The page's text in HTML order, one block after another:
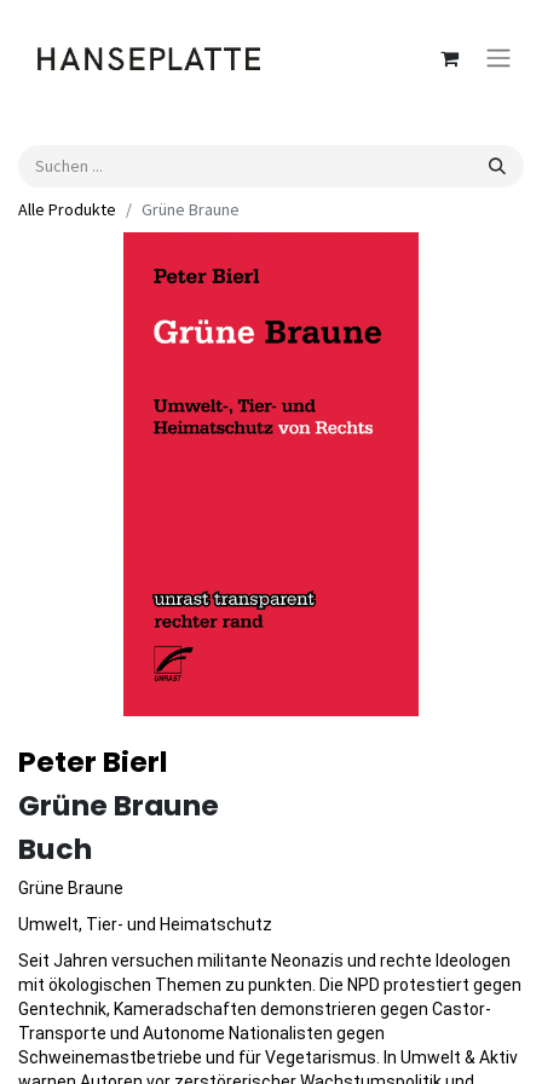
Alle Produkte Grüne Braune
Peter Bierl
Grüne Braune
Buch
Grüne Braune
Umwelt, Tier- und Heimatschutz
Seit Jahren versuchen militante Neonazis und rechte Ideologen
mit ökologischen Themen zu punkten. Die NPD protestiert gegen
Gentechnik, Kameradschaften demonstrieren gegen Castor-
Transporte und Autonome Nationalisten gegen
Schweinemastbetriebe und für Vegetarismus. In Umwelt & Aktiv